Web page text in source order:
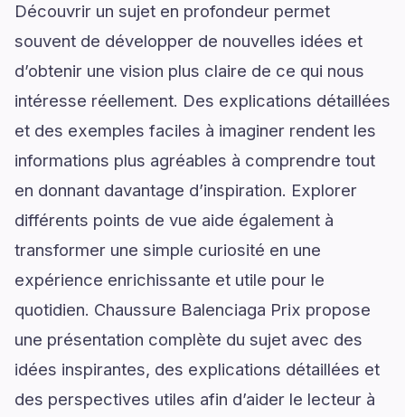
Découvrir un sujet en profondeur permet
souvent de développer de nouvelles idées et
d’obtenir une vision plus claire de ce qui nous
intéresse réellement. Des explications détaillées
et des exemples faciles à imaginer rendent les
informations plus agréables à comprendre tout
en donnant davantage d’inspiration. Explorer
différents points de vue aide également à
transformer une simple curiosité en une
expérience enrichissante et utile pour le
quotidien. Chaussure Balenciaga Prix propose
une présentation complète du sujet avec des
idées inspirantes, des explications détaillées et
des perspectives utiles afin d’aider le lecteur à